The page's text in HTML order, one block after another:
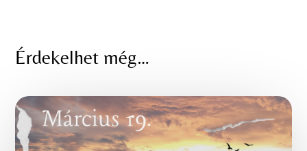
Érdekelhet még…